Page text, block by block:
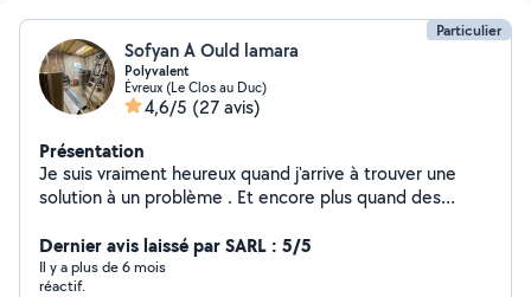
Particulier
Sofyan A Ould lamara
Polyvalent
Évreux (Le Clos au Duc)
4,6/5 (27 avis)
Présentation
Je suis vraiment heureux quand j'arrive à trouver une
solution à un problème . Et encore plus quand des
dire qu'ils ont vraiment confiance en moi et c'est très
gratifiant.»
Dernier avis laissé par SARL : 5/5
Il y a plus de 6 mois
réactif.